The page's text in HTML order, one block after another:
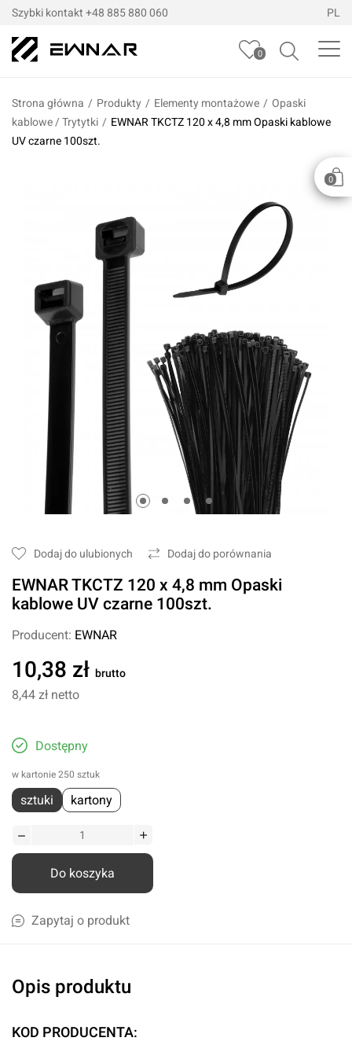
Szybki kontakt +48 885 880 060 PL
0
0
Strona główna / Produkty / Elementy montażowe / Opaski
kablowe / Trytytki / EWNAR TKCTZ 120 x 4,8 mm Opaski kablowe
UV czarne 100szt.
Dodaj do ulubionych Dodaj do porównania
EWNAR TKCTZ 120 x 4,8 mm Opaski
kablowe UV czarne 100szt.
Producent: EWNAR
10,38 zł brutto
8,44 zł netto
Dostępny
w kartonie 250 sztuk
sztuki kartony
Do koszyka
Zapytaj o produkt
Opis produktu
KOD PRODUCENTA: